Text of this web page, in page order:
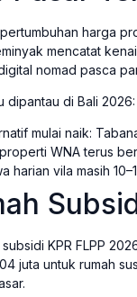
harga
mencatat
nomad pasca
dipantau di Bali 2026:
mulai naik:
WNA terus
harian vila masih
KPR FLPP
juta untuk rumah